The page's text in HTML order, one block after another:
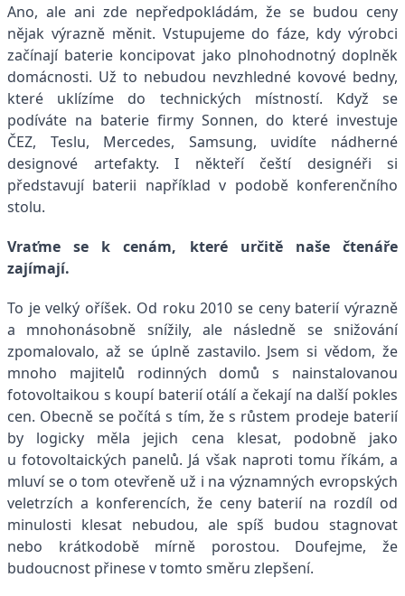
Ano, ale ani zde nepředpokládám, že se budou ceny
nějak výrazně měnit. Vstupujeme do fáze, kdy výrobci
začínají baterie koncipovat jako plnohodnotný doplněk
domácnosti. Už to nebudou nevzhledné kovové bedny,
které uklízíme do technických místností. Když se
podíváte na baterie firmy Sonnen, do které investuje
ČEZ, Teslu, Mercedes, Samsung, uvidíte nádherné
designové artefakty. I někteří čeští designéři si
představují baterii například v podobě konferenčního
stolu.
Vraťme se k cenám, které určitě naše čtenáře
zajímají.
To je velký oříšek. Od roku 2010 se ceny baterií výrazně
a mnohonásobně snížily, ale následně se snižování
zpomalovalo, až se úplně zastavilo. Jsem si vědom, že
mnoho majitelů rodinných domů s nainstalovanou
fotovoltaikou s koupí baterií otálí a čekají na další pokles
cen. Obecně se počítá s tím, že s růstem prodeje baterií
by logicky měla jejich cena klesat, podobně jako
u fotovoltaických panelů. Já však naproti tomu říkám, a
mluví se o tom otevřeně už i na významných evropských
veletrzích a konferencích, že ceny baterií na rozdíl od
minulosti klesat nebudou, ale spíš budou stagnovat
nebo krátkodobě mírně porostou. Doufejme, že
budoucnost přinese v tomto směru zlepšení.